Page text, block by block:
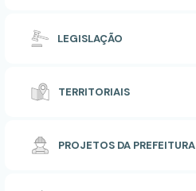
LEGISLAÇÃO
TERRITORIAIS
PROJETOS DA PREFEITURA